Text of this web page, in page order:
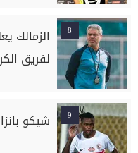
8
الزمالك
لفريق
9 شيكو